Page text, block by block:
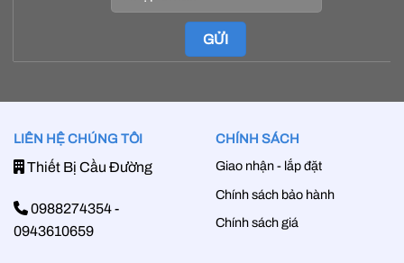
LIÊN HỆ CHÚNG TÔI
Thiết Bị Cầu Đường
0988274354-
0943610659
CHÍNH SÁCH
Giao nhận - lắp đặt
Chính sách bảo hành
Chính sách giá